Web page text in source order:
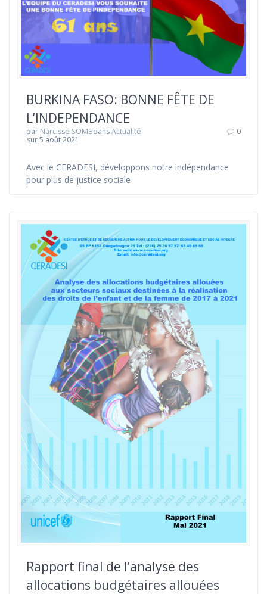
BURKINA FASO: BONNE FÊTE DE
L’INDEPENDANCE
par Narcisse SOMEdansActualité
sur 5 août 2021
0
Avec le CERADESI, développons notre indépendance
pour plus de justice sociale
Rapport final de l’analyse des
allocations budgétaires allouées